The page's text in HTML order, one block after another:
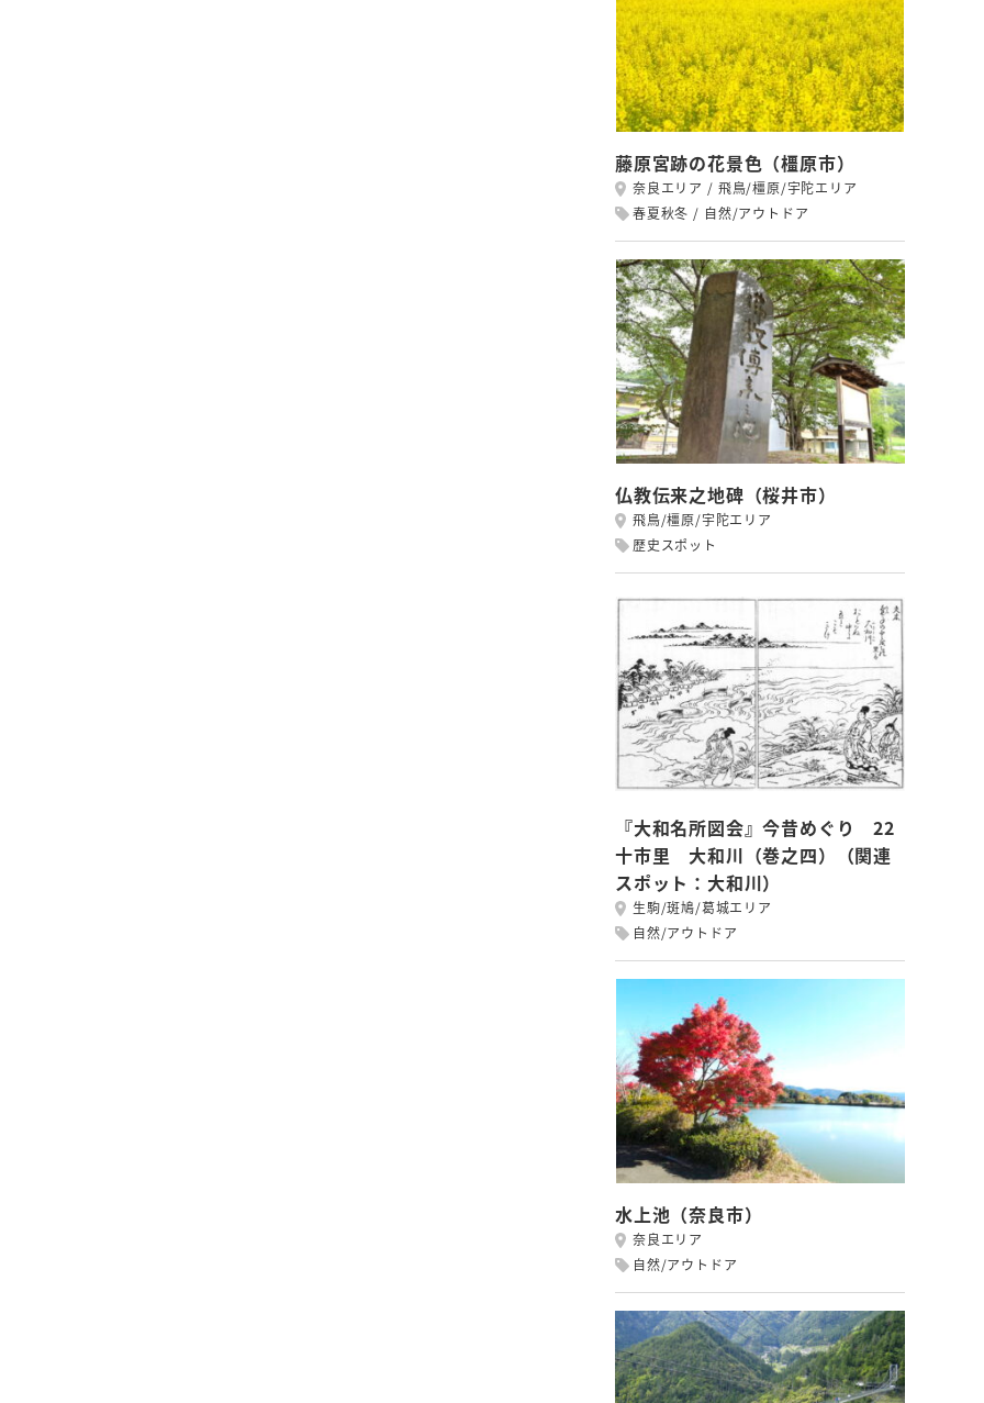
藤原宮跡の花景色（橿原市）
奈良エリア
飛鳥/橿原/宇陀エリア
春夏秋冬
自然/アウトドア
仏教伝来之地碑（桜井市）
飛鳥/橿原/宇陀エリア
歴史スポット
『大和名所図会』今昔めぐり 22
十市里 大和川（巻之四）（関連
スポット：大和川）
生駒/斑鳩/葛城エリア
自然/アウトドア
水上池（奈良市）
奈良エリア
自然/アウトドア